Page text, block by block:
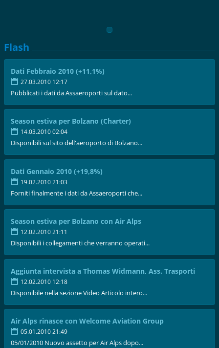
Flash
Dati Febbraio 2010 (+11,1%)
27.03.2010 12:17
Pubblicati i dati da Assaeroporti sul dato...
Season estiva per Bolzano (Charter)
14.03.2010 02:04
Disponibili sul sito dell'aeroporto di Bolzano...
Dati Gennaio 2010 (+19,8%)
19.02.2010 21:03
Forniti finalmente i dati da Assaeroporti che...
Season estiva per Bolzano con Air Alps
12.02.2010 21:11
Disponibili i collegamenti che verranno operati...
Aggiunta intervista a Thomas Widmann, Ass. Trasporti
12.02.2010 12:18
Disponibile nella sezione Video Articolo intero...
Air Alps rinasce con Welcome Aviation Group
05.01.2010 21:49
05/01/2010 Nuovo assetto per Air Alps dopo...